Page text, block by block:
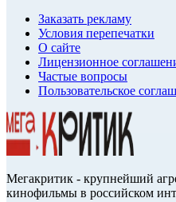
Заказать рекламу
Условия перепечатки
О сайте
Лицензионное
Частые вопросы
Пользовательское
Мегакритик - крупнейший
кинофильмы в российском